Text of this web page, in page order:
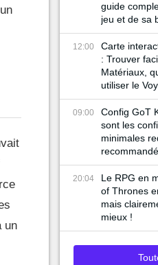
un
guide
jeu et de sa
12:00
Carte
: Trouver
Matériaux,
utiliser le
09:00
Config GoT
sont les
minimales
RPG ?
20:04
Le RPG en
of Thrones
mais
mieux !